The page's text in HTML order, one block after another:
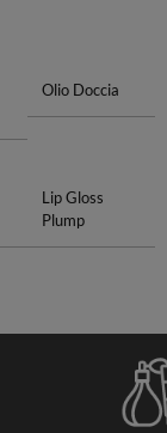
Olio Doccia
Lip Gloss
Plump